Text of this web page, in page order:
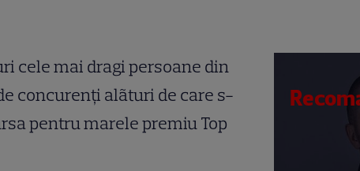
cele mai dragi persoane din
concurenţi alãturi de care s-
pentru marele premiu Top